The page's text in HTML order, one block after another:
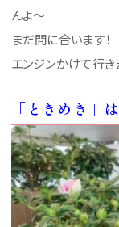
んよ～
まだ間に合います！
エンジンかけて行きま
「ときめき」